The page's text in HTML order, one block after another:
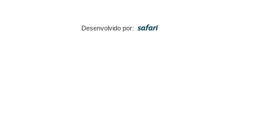
Desenvolvido por: